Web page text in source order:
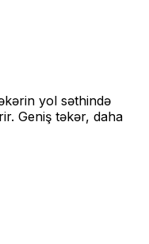
yol səthində
Geniş təkər, daha